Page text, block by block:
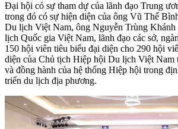
Đại hội có sự tham dự của lãnh đạo Trung
trong đó có sự hiện diện của ông Vũ Thế
Du lịch Việt Nam, ông Nguyễn Trùng
lịch Quốc gia Việt Nam, lãnh đạo các sở,
150 hội viên tiêu biểu đại diện cho 290 hội
diện của Chủ tịch Hiệp hội Du lịch Việt Nam
và đồng hành của hệ thống Hiệp hội trong
triển du lịch địa phương.